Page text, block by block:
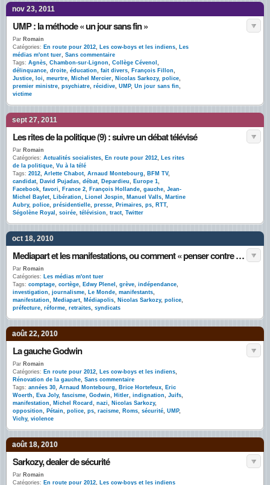
nov 23, 2011
UMP : la méthode « un jour sans fin »
Par Romain
Catégories: En route pour 2012, Les cow-boys et les indiens, Les
médias m'ont tuer, Sans commentaire
Tags: Agnès, Chambon-sur-Lignon, Collège Cévenol ,
délinquance, droite, éducation, fait divers, François Fillon,
Justice, loi, meurtre, Michel Mercier, Nicolas Sarkozy, police,
premier ministre, psychiatre, récidive, UMP, Un jour sans fin,
victime
sept 27, 2011
Les rites de la politique (9) : suivre un débat télévisé
Par Romain
Catégories: Actualités socialistes, En route pour 2012, Les rites
de la politique, Vu à la télé
Tags: 2012, Arlette Chabot, Arnaud Montebourg, BFM TV,
candidat, David Pujadas, débat, Depardieu, Europe 1,
Facebook, favori, France 2, François Hollande, gauche, Jean-
Michel Baylet, Libération, Lionel Jospin, Manuel Valls, Martine
Aubry, police, présidentielle, presse, Primaires, ps, RTT,
Ségolène Royal , soirée, télévision, tract, Twitter
oct 18, 2010
Mediapart et les manifestations, ou comment « penser contre soi-même »
Par Romain
Catégories: Les médias m'ont tuer
Tags: comptage, cortège, Edwy Plenel , grève, indépendance,
investigation, journalisme, Le Monde, manifestants,
manifestation, Mediapart, Médiapolis, Nicolas Sarkozy, police,
préfecture, réforme, retraites, syndicats
août 22, 2010
La gauche Godwin
Par Romain
Catégories: En route pour 2012, Les cow-boys et les indiens,
Rénovation de la gauche, Sans commentaire
Tags: années 30, Arnaud Montebourg, Brice Hortefeux, Eric
Woerth, Eva Joly, fascisme, Godwin, Hitler, indignation, Juifs,
manifestation, Michel Rocard , nazi, Nicolas Sarkozy,
opposition, Pétain, police, ps, racisme, Roms, sécurité, UMP,
Vichy, violence
août 18, 2010
Sarkozy, dealer de sécurité
Par Romain
Catégories: En route pour 2012, Les cow-boys et les indiens